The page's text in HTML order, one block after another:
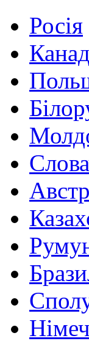
Росія